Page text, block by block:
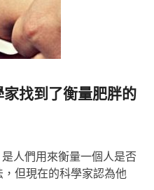
找到了衡量肥胖的
人們用來衡量一個人是否
但現在的科學家認為他